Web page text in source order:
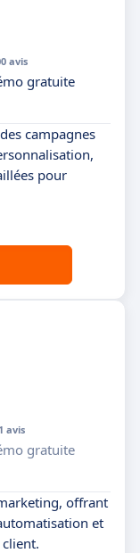
avis
gratuite
campagnes
pour
avis
gratuite
offrant
et